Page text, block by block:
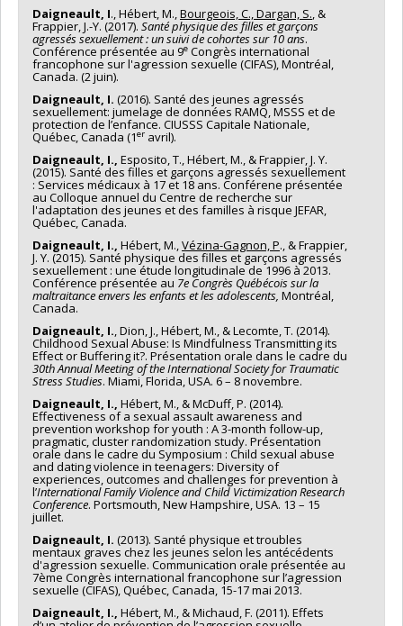
Daigneault, I., Hébert, M.,Bourgeois, C., Dargan, S., &
Frappier, J.-Y. (2017). Santé physique des filles et garçons
agressés sexuellement : un suivi de cohortes sur 10 ans.
Conférence présentée au 9e Congrès international
francophone sur l'agression sexuelle (CIFAS), Montréal,
Canada. (2 juin).
Daigneault, I. (2016). Santé des jeunes agressés
sexuellement: jumelage de données RAMQ, MSSS et de
protection de l’enfance. CIUSSS Capitale Nationale,
Québec, Canada (1er avril).
Daigneault, I., Esposito, T., Hébert, M., & Frappier, J. Y.
(2015). Santé des filles et garçons agressés sexuellement
: Services médicaux à 17 et 18 ans. Conférene présentée
au Colloque annuel du Centre de recherche sur
l'adaptation des jeunes et des familles à risque JEFAR,
Québec, Canada.
Daigneault, I., Hébert, M.,Vézina-Gagnon, P., & Frappier,
J. Y. (2015). Santé physique des filles et garçons agressés
sexuellement : une étude longitudinale de 1996 à 2013.
Conférence présentée au 7e Congrès Québécois sur la
maltraitance envers les enfants et les adolescents, Montréal,
Canada.
Daigneault, I., Dion, J., Hébert, M., & Lecomte, T. (2014).
Childhood Sexual Abuse: Is Mindfulness Transmitting its
Effect or Buffering it?. Présentation orale dans le cadre du
30th Annual Meeting of the International Society for Traumatic
Stress Studies. Miami, Florida, USA. 6 – 8 novembre.
Daigneault, I., Hébert, M., & McDuff, P. (2014).
Effectiveness of a sexual assault awareness and
prevention workshop for youth : A 3-month follow-up,
pragmatic, cluster randomization study. Présentation
orale dans le cadre du Symposium : Child sexual abuse
and dating violence in teenagers: Diversity of
experiences, outcomes and challenges for prevention à
l’International Family Violence and Child Victimization Research
Conference. Portsmouth, New Hampshire, USA. 13 – 15
juillet.
Daigneault, I. (2013). Santé physique et troubles
mentaux graves chez les jeunes selon les antécédents
d'agression sexuelle. Communication orale présentée au
7ème Congrès international francophone sur l’agression
sexuelle (CIFAS), Québec, Canada, 15-17 mai 2013.
Daigneault, I., Hébert, M., & Michaud, F. (2011). Effets